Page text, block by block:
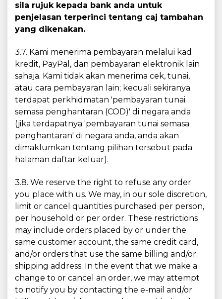
sila rujuk kepada bank anda untuk
penjelasan terperinci tentang caj tambahan
yang dikenakan.
3.7. Kami menerima pembayaran melalui kad
kredit, PayPal, dan pembayaran elektronik lain
sahaja. Kami tidak akan menerima cek, tunai,
atau cara pembayaran lain; kecuali sekiranya
terdapat perkhidmatan 'pembayaran tunai
semasa penghantaran (COD)' di negara anda
(jika terdapatnya 'pembayaran tunai semasa
penghantaran' di negara anda, anda akan
dimaklumkan tentang pilihan tersebut pada
halaman daftar keluar).
3.8. We reserve the right to refuse any order
you place with us. We may, in our sole discretion,
limit or cancel quantities purchased per person,
per household or per order. These restrictions
may include orders placed by or under the
same customer account, the same credit card,
and/or orders that use the same billing and/or
shipping address. In the event that we make a
change to or cancel an order, we may attempt
to notify you by contacting the e-mail and/or